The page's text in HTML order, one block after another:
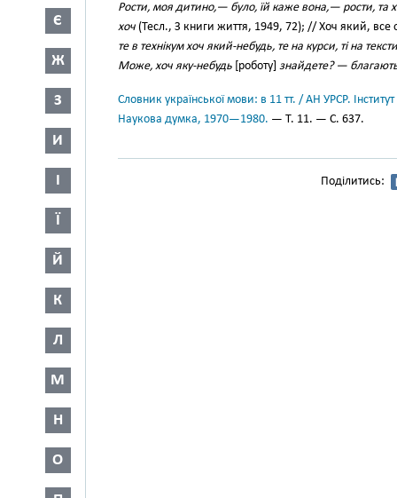
Є
Ж
З
И
І
Ї
Й
К
Л
М
Н
О
Рости, моя дитино,— було, їй каже вона,— рости, та
хоч (Тесл., З книги життя, 1949, 72); // Хоч який,
те в технікум хоч який-небудь, те на курси, ті на
Може, хоч яку-небудь [роботу] знайдете? — благають
Словник української мови: в 11 тт. / АН УРСР.
Наукова думка, 1970—1980. — Т. 11. — С. 637.
Поділитись: